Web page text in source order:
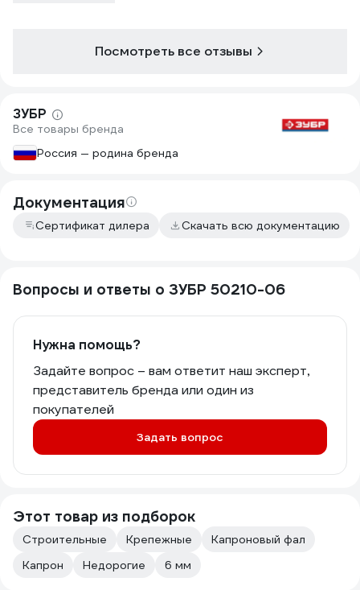
Посмотреть все отзывы
ЗУБР
Все товары бренда
Россия — родина бренда
Документация
Сертификат дилера Скачать всю документацию
Вопросы и ответы о ЗУБР 50210-06
Нужна помощь?
Задайте вопрос – вам ответит наш эксперт,
представитель бренда или один из
покупателей
Задать вопрос
Этот товар из подборок
Строительные Крепежные
Капроновый фал
Капрон
Недорогие 6 мм